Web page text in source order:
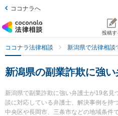
ココナラへ
投稿す
ココナラ法律相談 新潟県で法律相談
新潟県の副業詐欺に強
新潟県で副業詐欺に強い弁護士が19名見
談に対応している弁護士、解決事例を持
中央区や長岡市、三条市などの地域条件